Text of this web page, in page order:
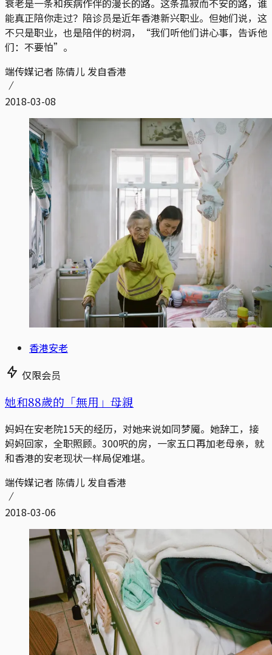
衰老是一条和疾病作伴的漫长的路。这条孤寂而不安的路，谁
能真正陪你走过？陪诊员是近年香港新兴职业。但她们说，这
不只是职业，也是陪伴的树洞，“我们听他们讲心事，告诉他
们：不要怕”。
端传媒记者 陈倩儿 发自香港
2018-03-08
香港安老
仅限会员
她和88歲的「無用」母親
妈妈在安老院15天的经历，对她来说如同梦魇。她辞工，接
妈妈回家，全职照顾。300呎的房，一家五口再加老母亲，就
和香港的安老现状一样局促难堪。
端传媒记者 陈倩儿 发自香港
2018-03-06